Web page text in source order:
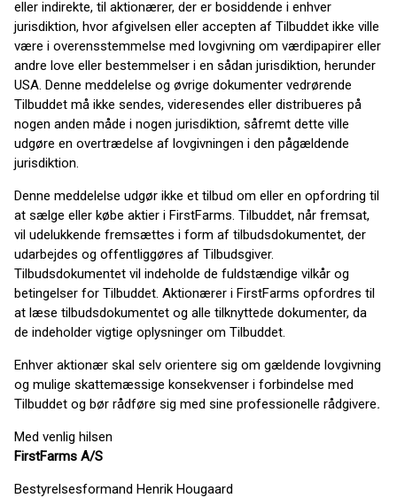
eller indirekte, til aktionærer, der er bosiddende i enhver
jurisdiktion, hvor afgivelsen eller accepten af Tilbuddet ikke ville
være i overensstemmelse med lovgivning om værdipapirer eller
andre love eller bestemmelser i en sådan jurisdiktion, herunder
USA. Denne meddelelse og øvrige dokumenter vedrørende
Tilbuddet må ikke sendes, videresendes eller distribueres på
nogen anden måde i nogen jurisdiktion, såfremt dette ville
udgøre en overtrædelse af lovgivningen i den pågældende
jurisdiktion.
Denne meddelelse udgør ikke et tilbud om eller en opfordring til
at sælge eller købe aktier i FirstFarms. Tilbuddet, når fremsat,
vil udelukkende fremsættes i form af tilbudsdokumentet, der
udarbejdes og offentliggøres af Tilbudsgiver.
Tilbudsdokumentet vil indeholde de fuldstændige vilkår og
betingelser for Tilbuddet. Aktionærer i FirstFarms opfordres til
at læse tilbudsdokumentet og alle tilknyttede dokumenter, da
de indeholder vigtige oplysninger om Tilbuddet.
Enhver aktionær skal selv orientere sig om gældende lovgivning
og mulige skattemæssige konsekvenser i forbindelse med
Tilbuddet og bør rådføre sig med sine professionelle rådgivere.
Med venlig hilsen
FirstFarms A/S
Bestyrelsesformand Henrik Hougaard